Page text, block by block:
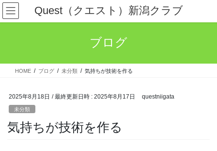
コ
ン
テ
ス
ナ
ビ
ゲ
ン
Quest（クエスト）新潟クラブ
ブログ
HOME ブログ 未分類 気持ちが技術を作る
2025年8月18日 / 最終更新日時 : 2025年8月17日 questniigata
未分類
気持ちが技術を作る